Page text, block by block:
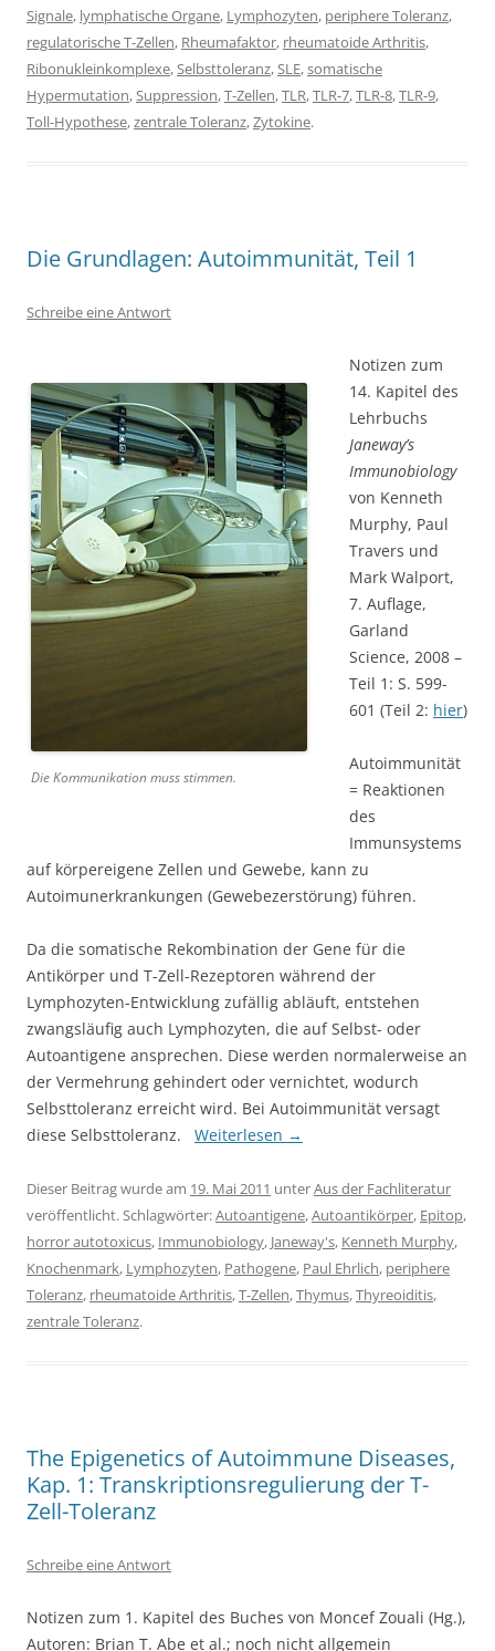
Signale, lymphatische Organe, Lymphozyten, periphere Toleranz,
regulatorische T-Zellen, Rheumafaktor, rheumatoide Arthritis,
Ribonukleinkomplexe,Selbsttoleranz,SLE,somatische
Hypermutation,Suppression,T-Zellen,TLR,TLR-7,TLR-8,TLR-9,
Toll-Hypothese,zentrale Toleranz,Zytokine.
Die Grundlagen: Autoimmunität, Teil 1
Schreibe eine Antwort
Die Kommunikation muss stimmen.
Notizen zum
14. Kapitel des
Lehrbuchs
Janeway’s
Immunobiology
von Kenneth
Murphy, Paul
Travers und
Mark Walport,
7. Auflage,
Garland
Science, 2008 –
Teil 1: S. 599-
601 (Teil 2: hier)
Autoimmunität
= Reaktionen
des
Immunsystems
auf körpereigene Zellen und Gewebe, kann zu
Autoimunerkrankungen (Gewebezerstörung) führen.
Da die somatische Rekombination der Gene für die
Antikörper und T-Zell-Rezeptoren während der
Lymphozyten-Entwicklung zufällig abläuft, entstehen
zwangsläufig auch Lymphozyten, die auf Selbst- oder
Autoantigene ansprechen. Diese werden normalerweise an
der Vermehrung gehindert oder vernichtet, wodurch
Selbsttoleranz erreicht wird. Bei Autoimmunität versagt
diese Selbsttoleranz. Weiterlesen →
Dieser Beitrag wurde am 19. Mai 2011 unterAus der Fachliteratur
veröffentlicht. Schlagwörter:Autoantigene,Autoantikörper, Epitop,
horror autotoxicus, Immunobiology, Janeway's, Kenneth Murphy,
Knochenmark, Lymphozyten, Pathogene, Paul Ehrlich, periphere
Toleranz, rheumatoide Arthritis,T-Zellen,Thymus,Thyreoiditis,
zentrale Toleranz.
The Epigenetics of Autoimmune Diseases,
Kap. 1: Transkriptionsregulierung der T-
Zell-Toleranz
Schreibe eine Antwort
Notizen zum 1. Kapitel des Buches von Moncef Zouali (Hg.),
Autoren: Brian T. Abe et al.; noch nicht allgemein